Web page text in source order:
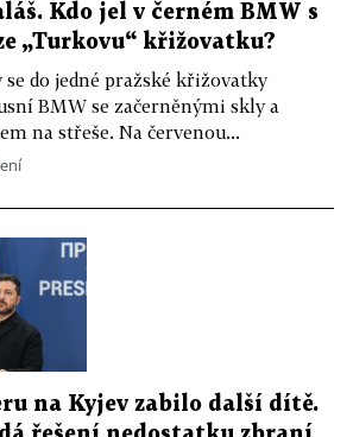
Kdo jel v černém BMW s
„Turkovu“ křižovatku?
do jedné pražské křižovatky
BMW se začerněnými skly a
na střeše. Na červenou...
na Kyjev zabilo další dítě.